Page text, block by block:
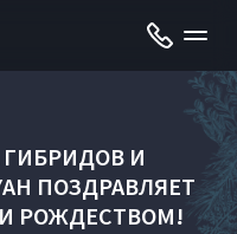
И
ПОЗДРАВЛЯЕТ
РОЖДЕСТВОМ!